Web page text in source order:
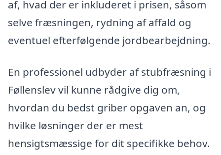
af, hvad der er inkluderet i prisen, såsom
selve fræsningen, rydning af affald og
eventuel efterfølgende jordbearbejdning.
En professionel udbyder af stubfræsning i
Føllenslev vil kunne rådgive dig om,
hvordan du bedst griber opgaven an, og
hvilke løsninger der er mest
hensigtsmæssige for dit specifikke behov.